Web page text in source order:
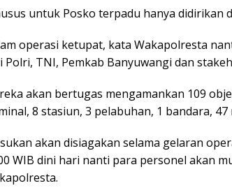
untuk Posko terpadu hanya didirikan
operasi ketupat, kata Wakapolresta
Polri, TNI, Pemkab Banyuwangi dan
akan bertugas mengamankan 109
8 stasiun, 3 pelabuhan, 1 bandara,
akan disiagakan selama gelaran
WIB dini hari nanti para personel akan